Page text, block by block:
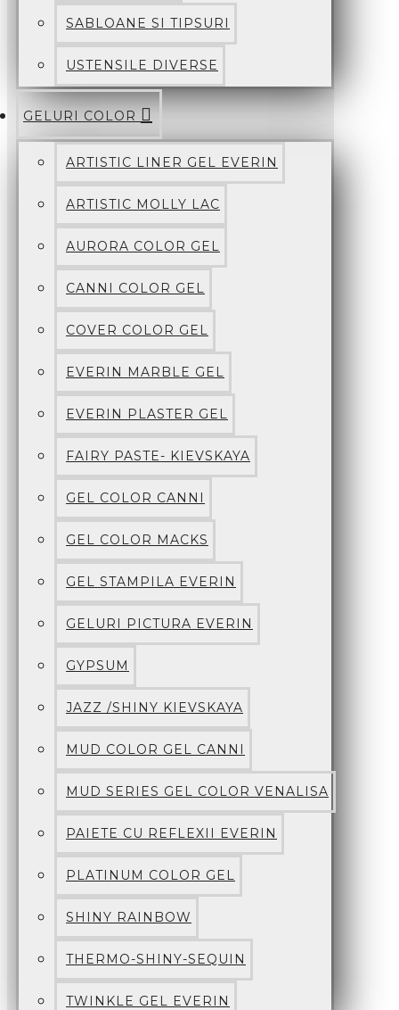
SABLOANE SI TIPSURI
USTENSILE DIVERSE
GELURI COLOR
ARTISTIC LINER GEL EVERIN
ARTISTIC MOLLY LAC
AURORA COLOR GEL
CANNI COLOR GEL
COVER COLOR GEL
EVERIN MARBLE GEL
EVERIN PLASTER GEL
FAIRY PASTE- KIEVSKAYA
GEL COLOR CANNI
GEL COLOR MACKS
GEL STAMPILA EVERIN
GELURI PICTURA EVERIN
GYPSUM
JAZZ /SHINY KIEVSKAYA
MUD COLOR GEL CANNI
MUD SERIES GEL COLOR VENALISA
PAIETE CU REFLEXII EVERIN
PLATINUM COLOR GEL
SHINY RAINBOW
THERMO-SHINY-SEQUIN
TWINKLE GEL EVERIN